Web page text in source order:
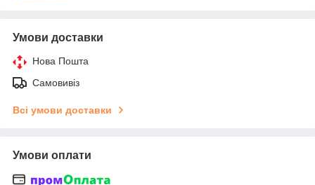
Умови доставки
Нова Пошта
Самовивіз
Всі умови доставки
Умови оплати